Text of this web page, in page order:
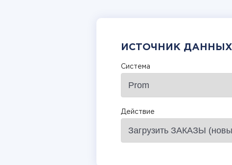
ИСТОЧНИК ДАННЫХ
Система
Действие